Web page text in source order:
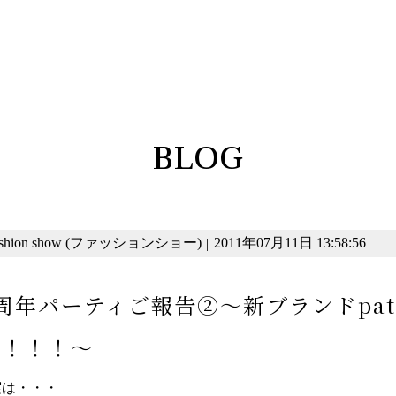
BLOG
show (ファッションショー) | 2011年07月11日 13:58:56
年パーティご報告②～新ブランド
！！～
・・・